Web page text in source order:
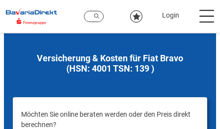
Hauptinhalt
Login
Versicherung & Kosten für Fiat Bravo
(HSN: 4001 TSN: 139 )
Möchten Sie online beraten werden oder den Preis direkt
berechnen?